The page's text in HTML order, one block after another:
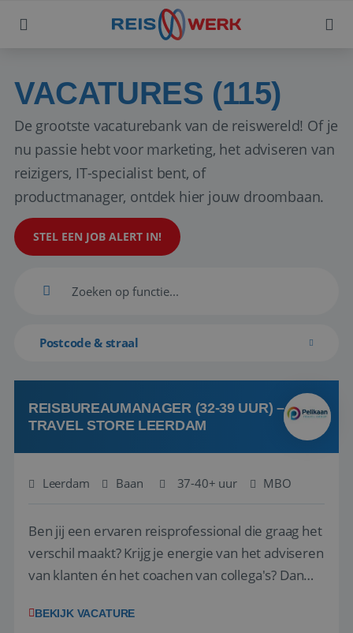
VACATURES (115)
De grootste vacaturebank van de reiswereld! Of je
nu passie hebt voor marketing, het adviseren van
reizigers, IT-specialist bent, of
productmanager, ontdek hier jouw droombaan.
STEL EEN JOB ALERT IN!
Postcode & straal
REISBUREAUMANAGER (32-39 UUR) –
TRAVEL STORE LEERDAM
Leerdam Baan 37-40+ uur MBO
Ben jij een ervaren reisprofessional die graag het
verschil maakt? Krijg je energie van het adviseren
van klanten én het coachen van collega's? Dan
(onderdeel van Pelikaan Travel Group) zoeken
BEKIJK VACATURE